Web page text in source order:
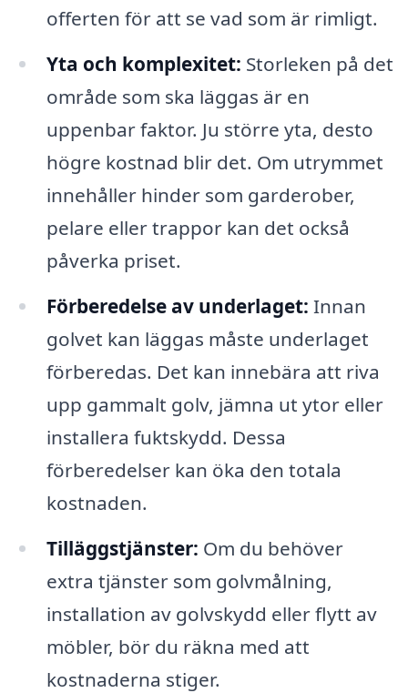
offerten för att se vad som är rimligt.
Yta och komplexitet: Storleken på det
område som ska läggas är en
uppenbar faktor. Ju större yta, desto
högre kostnad blir det. Om utrymmet
innehåller hinder som garderober,
pelare eller trappor kan det också
påverka priset.
Förberedelse av underlaget: Innan
golvet kan läggas måste underlaget
förberedas. Det kan innebära att riva
upp gammalt golv, jämna ut ytor eller
installera fuktskydd. Dessa
förberedelser kan öka den totala
kostnaden.
Tilläggstjänster: Om du behöver
extra tjänster som golvmålning,
installation av golvskydd eller flytt av
möbler, bör du räkna med att
kostnaderna stiger.